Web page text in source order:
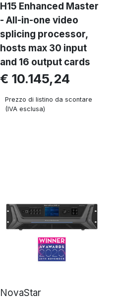
H15 Enhanced Master
- All-in-one video
splicing processor,
hosts max 30 input
and 16 output cards
€ 10.145,24
Prezzo di listino da scontare
(IVA esclusa)
NovaStar